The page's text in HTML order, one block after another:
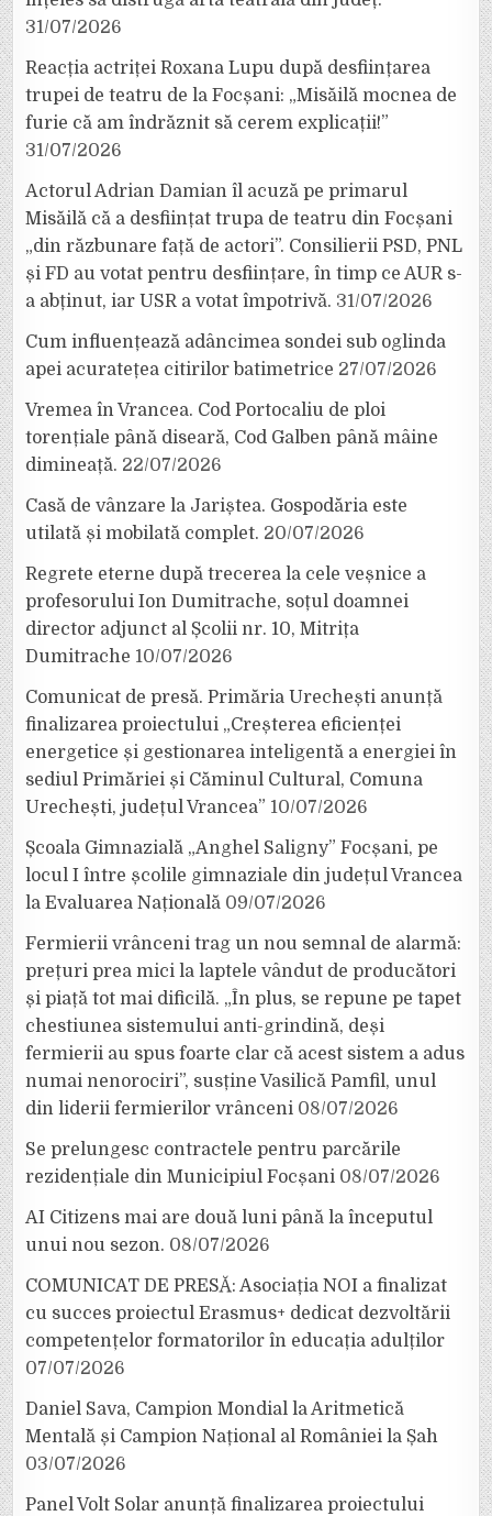
31/07/2026
Reacția actriței Roxana Lupu după desființarea
trupei de teatru de la Focșani: „Misăilă mocnea de
furie că am îndrăznit să cerem explicații!”
31/07/2026
Actorul Adrian Damian îl acuză pe primarul
Misăilă că a desființat trupa de teatru din Focșani
„din răzbunare față de actori”. Consilierii PSD, PNL
și FD au votat pentru desființare, în timp ce AUR s-
a abținut, iar USR a votat împotrivă. 31/07/2026
Cum influențează adâncimea sondei sub oglinda
apei acuratețea citirilor batimetrice 27/07/2026
Vremea în Vrancea. Cod Portocaliu de ploi
torențiale până diseară, Cod Galben până mâine
dimineață. 22/07/2026
Casă de vânzare la Jariștea. Gospodăria este
utilată și mobilată complet. 20/07/2026
Regrete eterne după trecerea la cele veșnice a
profesorului Ion Dumitrache, soțul doamnei
director adjunct al Școlii nr. 10, Mitrița
Dumitrache 10/07/2026
Comunicat de presă. Primăria Urechești anunță
finalizarea proiectului „Creșterea eficienței
energetice și gestionarea inteligentă a energiei în
sediul Primăriei și Căminul Cultural, Comuna
Urechești, județul Vrancea” 10/07/2026
Școala Gimnazială „Anghel Saligny” Focșani, pe
locul I între școlile gimnaziale din județul Vrancea
la Evaluarea Națională 09/07/2026
Fermierii vrânceni trag un nou semnal de alarmă:
prețuri prea mici la laptele vândut de producători
și piață tot mai dificilă. „În plus, se repune pe tapet
chestiunea sistemului anti-grindină, deși
fermierii au spus foarte clar că acest sistem a adus
numai nenorociri”, susține Vasilică Pamfil, unul
din liderii fermierilor vrânceni 08/07/2026
Se prelungesc contractele pentru parcările
rezidențiale din Municipiul Focșani 08/07/2026
AI Citizens mai are două luni până la începutul
unui nou sezon. 08/07/2026
COMUNICAT DE PRESĂ: Asociația NOI a finalizat
cu succes proiectul Erasmus+ dedicat dezvoltării
competențelor formatorilor în educația adulților
07/07/2026
Daniel Sava, Campion Mondial la Aritmetică
Mentală și Campion Național al României la Șah
03/07/2026
Panel Volt Solar anunță finalizarea proiectului